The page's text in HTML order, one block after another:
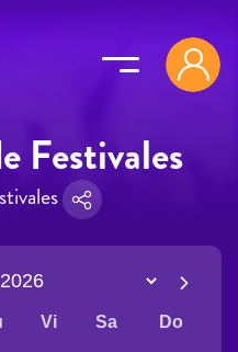
Festivales
Vi Sa Do